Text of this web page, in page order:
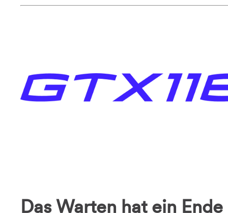
Das Warten hat ein